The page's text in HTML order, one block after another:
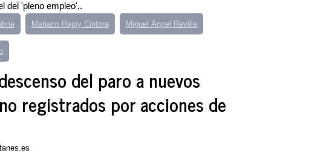
del 'pleno empleo'..
Mariano Rajoy Cintora Miguel Ángel Revilla
del paro a nuevos
registrados por acciones de